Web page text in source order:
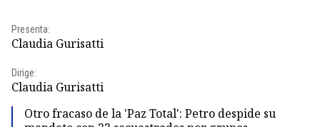
Presenta:
Claudia Gurisatti
Dirige:
Claudia Gurisatti
Otro fracaso de la 'Paz Total': Petro despide su